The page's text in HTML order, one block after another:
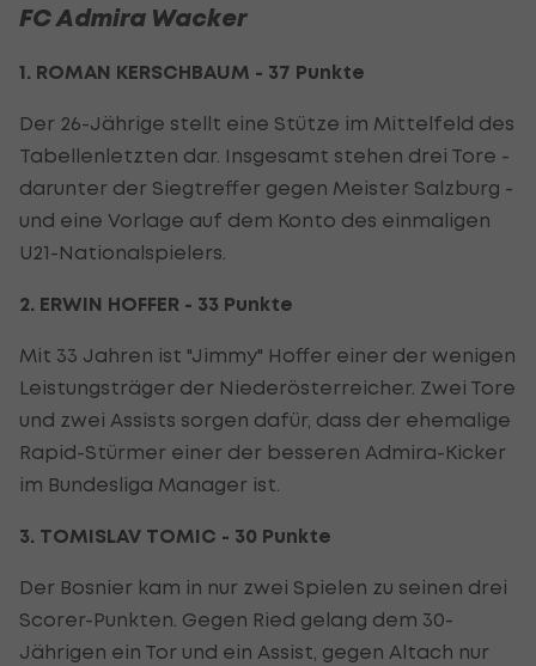
FC Admira Wacker
1. ROMAN KERSCHBAUM - 37 Punkte
Der 26-Jährige stellt eine Stütze im Mittelfeld des
Tabellenletzten dar. Insgesamt stehen drei Tore -
darunter der Siegtreffer gegen Meister Salzburg -
und eine Vorlage auf dem Konto des einmaligen
U21-Nationalspielers.
2. ERWIN HOFFER - 33 Punkte
Mit 33 Jahren ist "Jimmy" Hoffer einer der wenigen
Leistungsträger der Niederösterreicher. Zwei Tore
und zwei Assists sorgen dafür, dass der ehemalige
Rapid-Stürmer einer der besseren Admira-Kicker
im Bundesliga Manager ist.
3. TOMISLAV TOMIC - 30 Punkte
Der Bosnier kam in nur zwei Spielen zu seinen drei
Scorer-Punkten. Gegen Ried gelang dem 30-
Jährigen ein Tor und ein Assist, gegen Altach nur